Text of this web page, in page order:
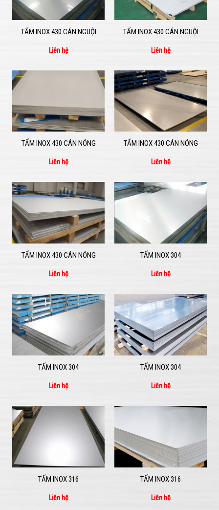
TẤM INOX 430 CÁN NGUỘI
Liên hệ
TẤM INOX 430 CÁN NGUỘI
Liên hệ
TẤM INOX 430 CÁN NÓNG
Liên hệ
TẤM INOX 430 CÁN NÓNG
Liên hệ
TẤM INOX 430 CÁN NÓNG
Liên hệ
TẤM INOX 304
Liên hệ
TẤM INOX 304
Liên hệ
TẤM INOX 304
Liên hệ
TẤM INOX 316
Liên hệ
TẤM INOX 316
Liên hệ